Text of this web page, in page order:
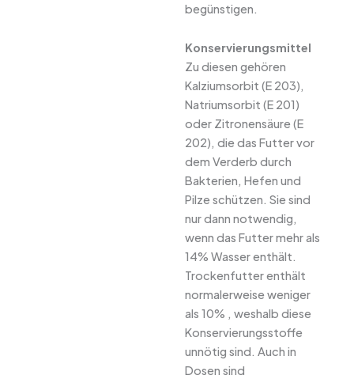
begünstigen.
Konservierungsmittel
Zu diesen gehören
Kalziumsorbit (E 203),
Natriumsorbit (E 201)
oder Zitronensäure (E
202), die das Futter vor
dem Verderb durch
Bakterien, Hefen und
Pilze schützen. Sie sind
nur dann notwendig,
wenn das Futter mehr als
14% Wasser enthält.
Trockenfutter enthält
normalerweise weniger
als 10% , weshalb diese
Konservierungsstoffe
unnötig sind. Auch in
Dosen sind